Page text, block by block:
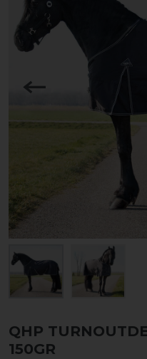
QHP
150GR